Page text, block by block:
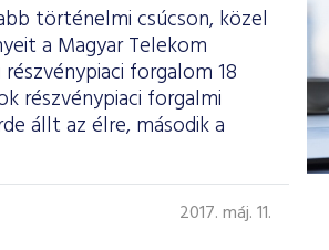
történelmi csúcson, közel
a Magyar Telekom
forgalom 18
részvénypiaci forgalmi
állt az élre, második a
2017. máj. 11.